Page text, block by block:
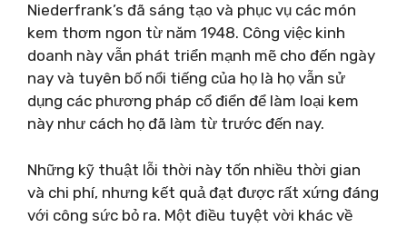
Niederfrank’s đã sáng tạo và phục vụ các món
kem thơm ngon từ năm 1948. Công việc kinh
doanh này vẫn phát triển mạnh mẽ cho đến ngày
nay và tuyên bố nổi tiếng của họ là họ vẫn sử
dụng các phương pháp cổ điển để làm loại kem
này như cách họ đã làm từ trước đến nay.
Những kỹ thuật lỗi thời này tốn nhiều thời gian
và chi phí, nhưng kết quả đạt được rất xứng đáng
với công sức bỏ ra. Một điều tuyệt vời khác về